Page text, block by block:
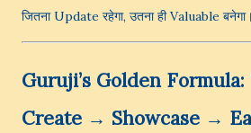
जितना Update रहेगा, उतना ही Valuable बनेगा।
Guruji’s Golden
Create → Showcase →